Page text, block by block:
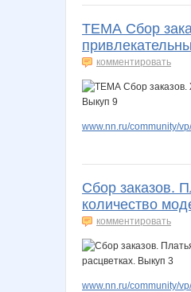
ТЕМА Сбор
комментировать
www.nn.ru/community/
Сбор заказов.
количество
комментировать
www.nn.ru/community/